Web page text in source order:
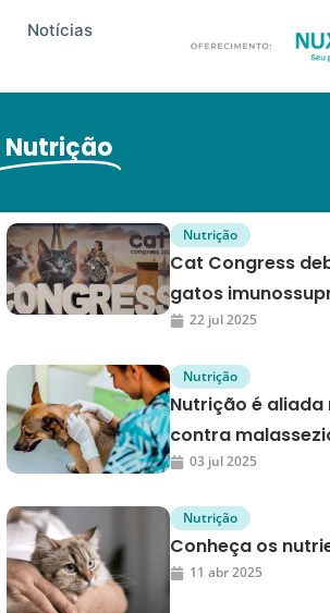
Notícias
Nutrição
Nutrição
Cat Congress
gatos
22 jul 2025
Nutrição
Nutrição é
contra
03 jul 2025
Nutrição
Conheça os
11 abr 2025